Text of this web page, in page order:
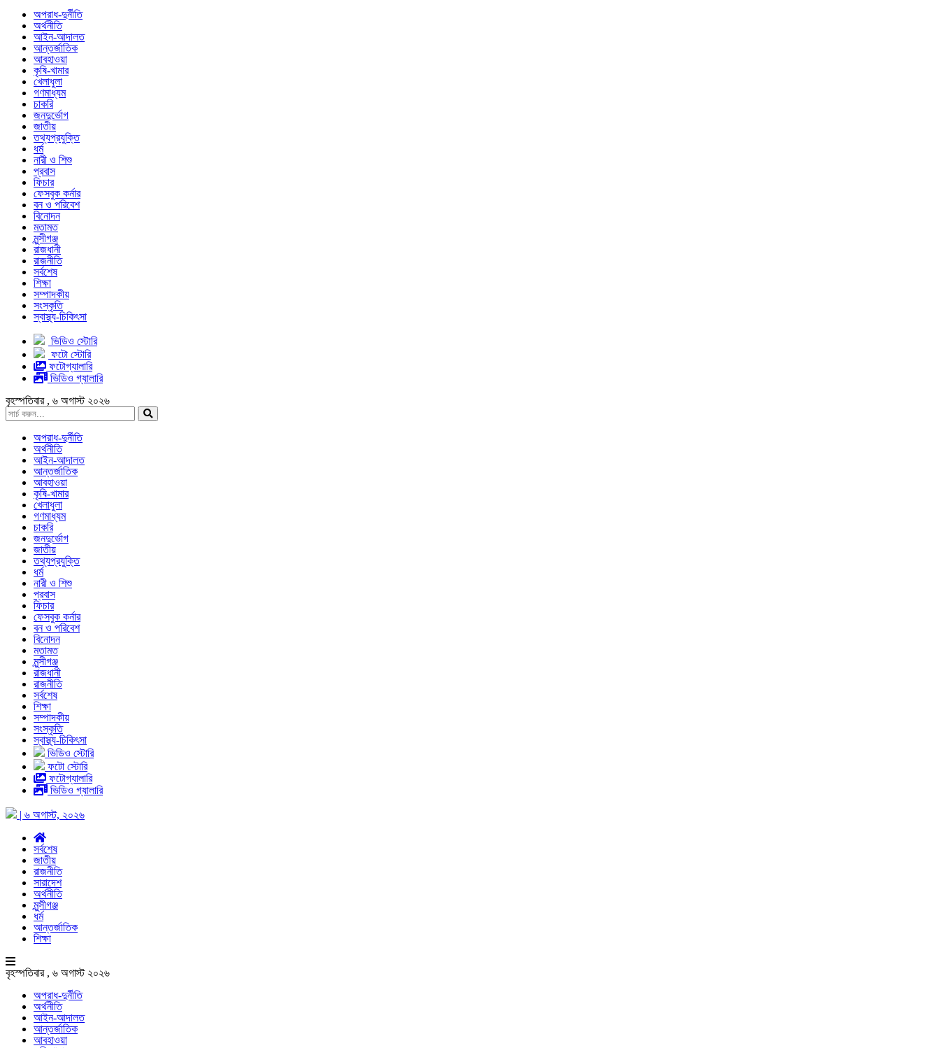
অপরাধ-দুর্নীতি
অর্থনীতি
আইন-আদালত
আন্তর্জাতিক
আবহাওয়া
কৃষি-খামার
খেলাধুলা
গণমাধ্যম
চাকরি
জনদুর্ভোগ
জাতীয়
তথ্যপ্রযুক্তি
ধর্ম
নারী ও শিশু
প্রবাস
ফিচার
ফেসবুক কর্নার
বন ও পরিবেশ
বিনোদন
মতামত
মুন্সীগঞ্জ
রাজধানী
রাজনীতি
সর্বশেষ
শিক্ষা
সম্পাদকীয়
সংস্কৃতি
স্বাস্থ্য-চিকিৎসা
ভিডিও স্টোরি
ফটো স্টোরি
ফটোগ্যালারি
ভিডিও গ্যালারি
বৃহস্পতিবার , ৬ অগাস্ট ২০২৬
অপরাধ-দুর্নীতি
অর্থনীতি
আইন-আদালত
আন্তর্জাতিক
আবহাওয়া
কৃষি-খামার
খেলাধুলা
গণমাধ্যম
চাকরি
জনদুর্ভোগ
জাতীয়
তথ্যপ্রযুক্তি
ধর্ম
নারী ও শিশু
প্রবাস
ফিচার
ফেসবুক কর্নার
বন ও পরিবেশ
বিনোদন
মতামত
মুন্সীগঞ্জ
রাজধানী
রাজনীতি
সর্বশেষ
শিক্ষা
সম্পাদকীয়
সংস্কৃতি
স্বাস্থ্য-চিকিৎসা
ভিডিও স্টোরি
ফটো স্টোরি
ফটোগ্যালারি
ভিডিও গ্যালারি
| ৬ অগাস্ট, ২০২৬
সর্বশেষ
জাতীয়
রাজনীতি
সারাদেশ
অর্থনীতি
মুন্সীগঞ্জ
ধর্ম
আন্তর্জাতিক
শিক্ষা
বৃহস্পতিবার , ৬ অগাস্ট ২০২৬
অপরাধ-দুর্নীতি
অর্থনীতি
আইন-আদালত
আন্তর্জাতিক
আবহাওয়া